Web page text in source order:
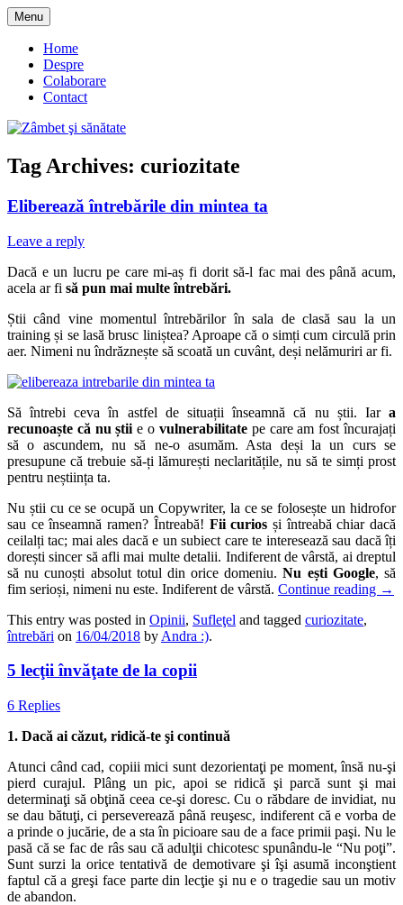
Skip
to
content
Zâmbet şi sănătate
Menu
Home
Despre
Colaborare
Contact
Tag Archives: curiozitate
Eliberează întrebările din mintea ta
Leave a reply
Dacă e un lucru pe care mi-aș fi dorit să-l fac mai des până acum,
acela ar fi să pun mai multe întrebări.
Știi când vine momentul întrebărilor în sala de clasă sau la un
training și se lasă brusc liniștea? Aproape că o simți cum circulă prin
aer. Nimeni nu îndrăznește să scoată un cuvânt, deși nelămuriri ar fi.
Să întrebi ceva în astfel de situații înseamnă că nu știi. Iar a
recunoaște că nu știi e o vulnerabilitatepe care am fost încurajați
să o ascundem, nu să ne-o asumăm. Asta deși la un curs se
presupune că trebuie să-ți lămurești neclaritățile, nu să te simți prost
pentru neștiința ta.
Nu știi cu ce se ocupă un Copywriter, la ce se folosește un hidrofor
sau ce înseamnă ramen? Întreabă! Fii curios și întreabă chiar dacă
ceilalți tac; mai ales dacă e un subiect care te interesează sau dacă îți
dorești sincer să afli mai multe detalii. Indiferent de vârstă, ai dreptul
să nu cunoști absolut totul din orice domeniu.Nu ești Google, să
fim serioși, nimeni nu este. Indiferent de vârstă. Continue reading →
This entry was posted in Opinii, Sufleţel and tagged curiozitate,
întrebări on 16/04/2018 by Andra :).
5 lecţii învăţate de la copii
6 Replies
1. Dacă ai căzut, ridică-te şi continuă
Atunci când cad, copiii mici sunt dezorientaţi pe moment, însă nu-şi
pierd curajul. Plâng un pic, apoi se ridică şi parcă sunt şi mai
determinaţi să obţină ceea ce-şi doresc. Cu o răbdare de invidiat, nu
se dau bătuţi, ci perseverează până reuşesc, indiferent că e vorba de
a prinde o jucărie, de a sta în picioare sau de a face primii paşi. Nu le
pasă că se fac de râs sau că adulţii chicotesc spunându-le “Nu poţi”.
Sunt surzi la orice tentativă de demotivare şi îşi asumă inconştient
faptul că a greşi face parte din lecţie şi nu e o tragedie sau un motiv
de abandon.